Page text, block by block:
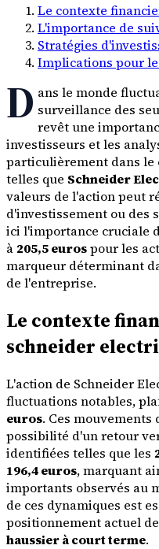
Le contexte
L'importance de
Stratégies
Implications pour
D ans le monde
surveillance des
revêt une
investisseurs et les
particulièrement dans le
telles que Schneider
valeurs de l'action peut
d'investissement ou des
ici l'importance cruciale
à 205,5 eurospour les
marqueur déterminant
de l'entreprise.
Le contexte
schneider
L'action de Schneider
fluctuations notables,
euros. Ces
possibilité d'un retour
identifiées telles que les
196,4 euros, marquant
importants observés au
de ces dynamiques est
positionnement actuel
haussier à court terme.